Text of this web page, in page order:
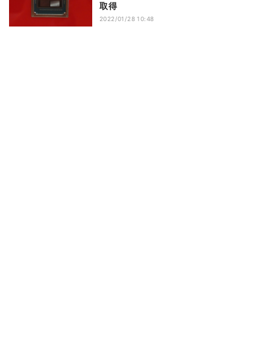
取得
2022/01/28 10:48